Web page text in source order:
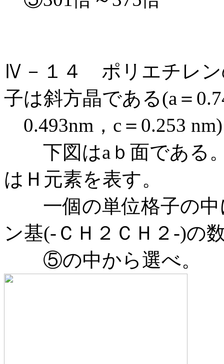
Ⅳ－１４ ポリエチレン
子は斜方晶である(a＝
0.493nm，c＝0.253
下図はaｂ面である
はＨ元素を表す。
一個の単位格子の中
ン基(-ＣＨ２ＣＨ２-)の
⑤の中から選べ。